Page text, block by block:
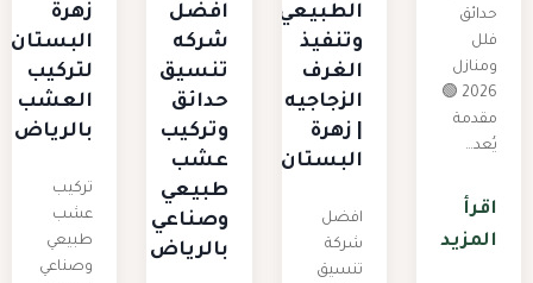
حدائق
فلل
ومنازل
2026 🟢
مقدمة
يُعد…
اقرأ
المزيد
الطبيعي
وتنفيذ
الغرف
الزجاجيه
| زهرة
البستان
افضل
شركة
تنسيق
افضل
شركه
تنسيق
حدائق
وتركيب
عشب
طبيعي
وصناعي
بالرياض
زهرة
البستان
لتركيب
العشب
بالرياض
تركيب
عشب
طبيعي
وصناعي